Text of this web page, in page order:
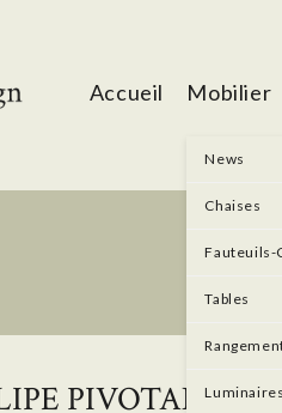
Accueil Mobilier
News
Chaises
Fauteuils-
Tables
Luminaires
PIVOTANTE